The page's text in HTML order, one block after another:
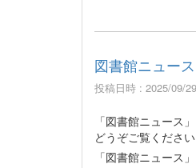
図書館ニュー
投稿日時 : 2025/09/29
「図書館ニュース
どうぞご覧ください
「図書館ニュース